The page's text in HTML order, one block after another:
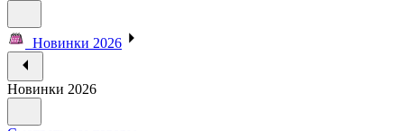
Новинки 2026
Новинки 2026